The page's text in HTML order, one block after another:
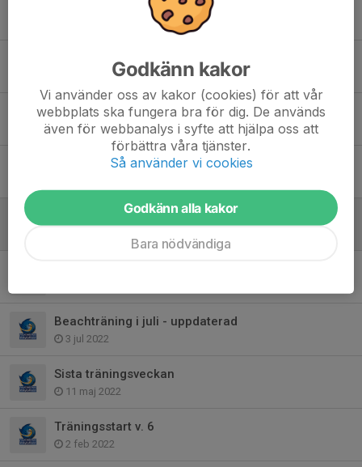
Snart drar vi igång
14 aug 2023
Sommaruppehåll
26 jul 2023
Gränsfejden i Ängelholm!
Superkul sammandrag!
Beachträning i juli - uppdaterad
3 jul 2022
Sista träningsveckan
11 maj 2022
Träningsstart v. 6
2 feb 2022
Godkänn kakor
Vi använder oss av kakor (cookies) för att vår
webbplats ska fungera bra för dig. De används
även för webbanalys i syfte att hjälpa oss att
förbättra våra tjänster.
Så använder vi cookies
Godkänn alla kakor
Bara nödvändiga